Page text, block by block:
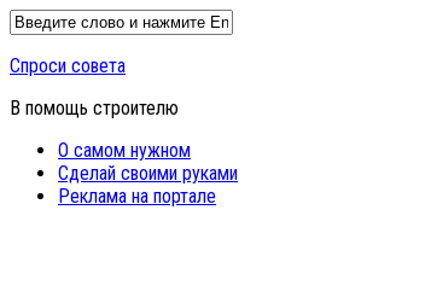
Спроси совета
В помощь строителю
О самом нужном
Сделай своими руками
Реклама на портале